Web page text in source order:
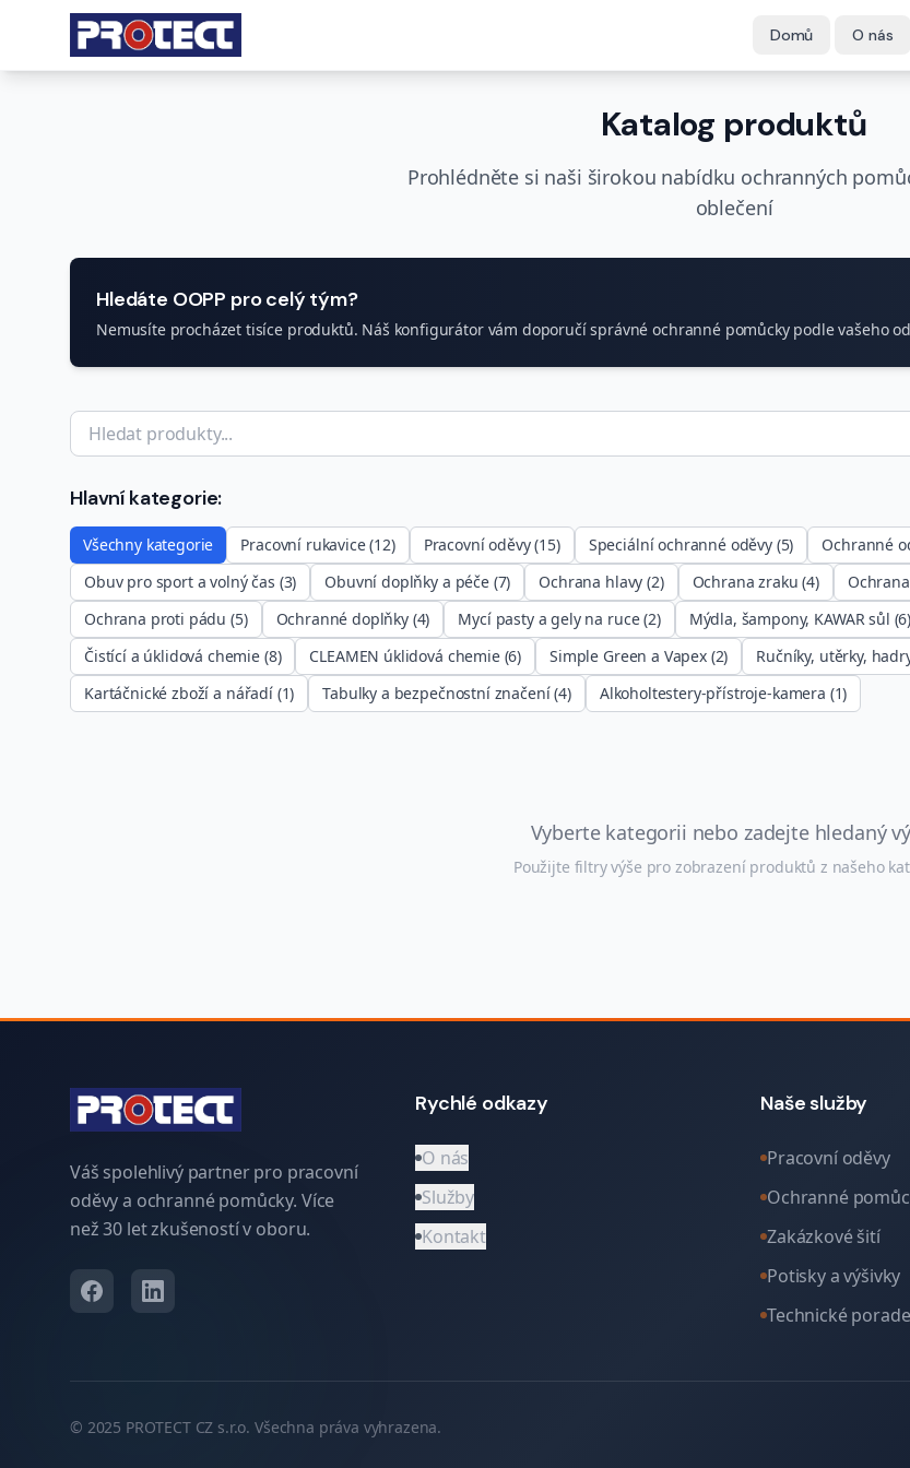
Domů O nás
Katalog produktů
Prohlédněte si naši širokou nabídku ochranných
oblečení
Hledáte OOPP pro celý tým?
Nemusíte procházet tisíce produktů. Náš konfigurátor vám doporučí správné ochranné pomůcky podle vašeho
Hlavní kategorie:
Všechny kategorie Pracovní rukavice(12) Pracovní oděvy(15) Speciální ochranné oděvy(5) Ochranné
Obuv pro sport a volný čas (3) Obuvní doplňky a péče(7) Ochrana hlavy (2) Ochrana zraku (4)
Ochrana proti pádu (5) Ochranné doplňky(4) Mycí pasty a gely na ruce(2) Mýdla, šampony, KAWAR sůl (6)
Čistící a úklidová chemie (8) CLEAMEN úklidová chemie(6) Simple Green a Vapex(2) Ručníky, utěrky,
Kartáčnické zboží a nářadí(1) Tabulky a bezpečnostní značení(4) Alkoholtestery-přístroje-kamera (1)
Vyberte kategorii nebo zadejte hledaný
Použijte filtry výše pro zobrazení produktů z našeho
Váš spolehlivý partner pro pracovní
oděvy a ochranné pomůcky. Více
než 30 let zkušeností v oboru.
Rychlé odkazy
O nás
Služby
Kontakt
Naše služby
Pracovní oděvy
Ochranné
Zakázkové šití
Potisky a výšivky
Technické
© 2025 PROTECT CZ s.r.o. Všechna práva vyhrazena.